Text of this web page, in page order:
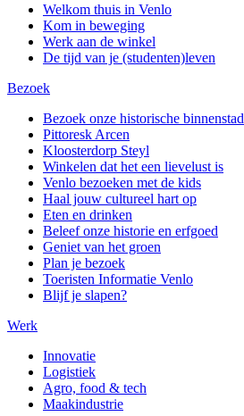
Welkom thuis in Venlo
Kom in beweging
Werk aan de winkel
De tijd van je (studenten)leven
Bezoek
Bezoek onze historische binnenstad
Pittoresk Arcen
Kloosterdorp Steyl
Winkelen dat het een lievelust is
Venlo bezoeken met de kids
Haal jouw cultureel hart op
Eten en drinken
Beleef onze historie en erfgoed
Geniet van het groen
Plan je bezoek
Toeristen Informatie Venlo
Blijf je slapen?
Werk
Innovatie
Logistiek
Agro, food & tech
Maakindustrie